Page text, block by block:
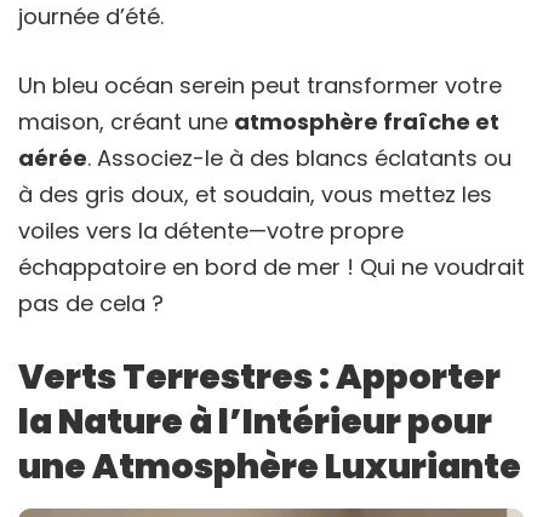
journée d’été.
Un bleu océan serein peut transformer votre
maison, créant une atmosphère fraîche et
aérée. Associez-le à des blancs éclatants ou
à des gris doux, et soudain, vous mettez les
voiles vers la détente—votre propre
échappatoire en bord de mer ! Qui ne voudrait
pas de cela ?
Verts Terrestres : Apporter
la Nature à l’Intérieur pour
une Atmosphère Luxuriante